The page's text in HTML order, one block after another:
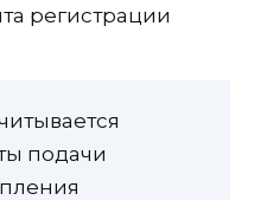
регистрации
подачи